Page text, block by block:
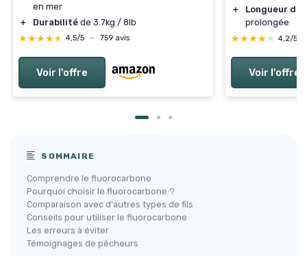
en mer
＋
Durabilité de 3.7kg / 8lb
★★★★★
★★★★★ 4,5/5 — 759 avis
Voir l'offre
＋
Longueur de
prolongée
★★★★★
★★★★★ 4,2/5
Voir l'offre
SOMMAIRE
Comprendre le fluorocarbone
Pourquoi choisir le fluorocarbone ?
Comparaison avec d'autres types de fils
Conseils pour utiliser le fluorocarbone
Les erreurs à éviter
Témoignages de pêcheurs